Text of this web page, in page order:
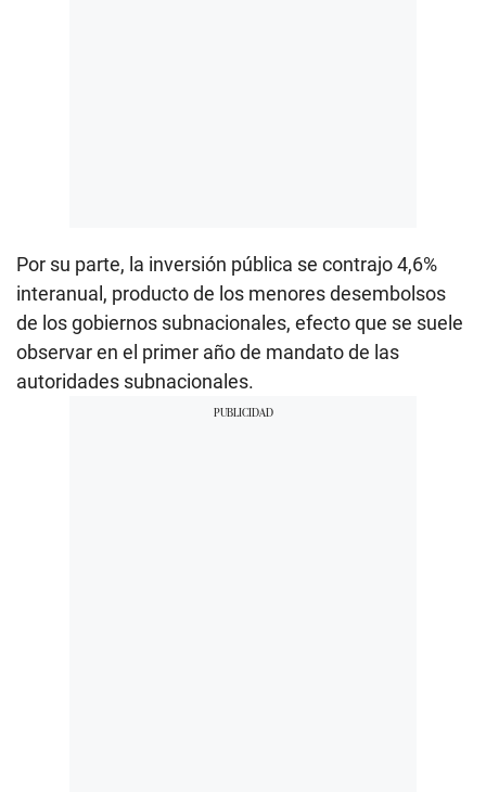
Por su parte, la inversión pública se contrajo 4,6%
interanual, producto de los menores desembolsos
de los gobiernos subnacionales, efecto que se suele
observar en el primer año de mandato de las
autoridades subnacionales.